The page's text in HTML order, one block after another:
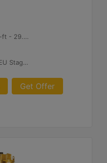
22 2.600 dev/dk.da lb-ft - 29.7 2.600 dev/dk.da Nm
U.S. EPA Tier 4 Final, EU Stage V
Get Offer